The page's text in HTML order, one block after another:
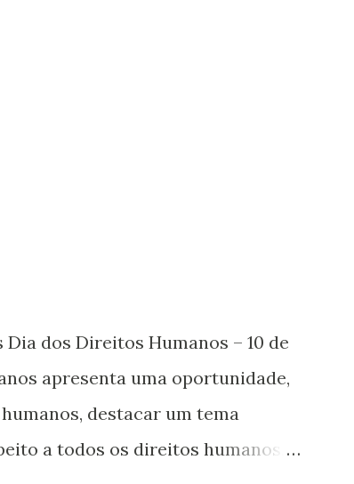
dos Direitos Humanos – 10 de
apresenta uma oportunidade,
destacar um tema
a todos os direitos humanos,